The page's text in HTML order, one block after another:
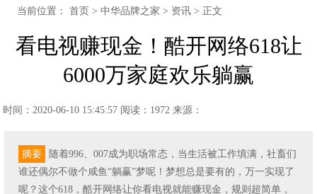
当前位置：首页 >中华品牌之家 > 资讯 > 正文
看电视赚现金！酷开网络618让
6000万家庭欢乐躺赢
时间：2020-06-10 15:45:57 阅读：1972 来源：
摘要
随着996、007成为职场常态，当生活被工作填满，社畜们
谁还偶尔不做个咸鱼“躺赢”梦呢！梦想总是要有的，万一实现了
呢？这个618，酷开网络让你看电视就能赚现金，规则超简单，